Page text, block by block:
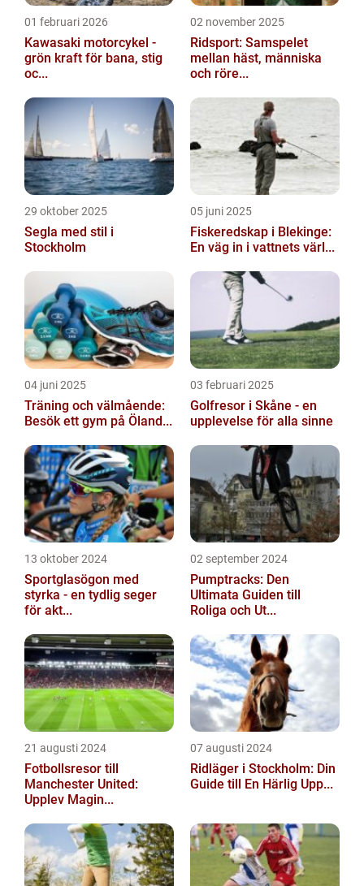
01 februari 2026
Kawasaki motorcykel -
grön kraft för bana, stig
oc...
02 november 2025
Ridsport: Samspelet
mellan häst, människa
och röre...
29 oktober 2025
Segla med stil i
Stockholm
05 juni 2025
Fiskeredskap i Blekinge:
En väg in i vattnets värl...
04 juni 2025
Träning och välmående:
Besök ett gym på Öland...
03 februari 2025
Golfresor i Skåne - en
upplevelse för alla sinne
13 oktober 2024
Sportglasögon med
styrka - en tydlig seger
för akt...
02 september 2024
Pumptracks: Den
Ultimata Guiden till
Roliga och Ut...
21 augusti 2024
Fotbollsresor till
Manchester United:
Upplev Magin...
07 augusti 2024
Ridläger i Stockholm: Din
Guide till En Härlig Upp...